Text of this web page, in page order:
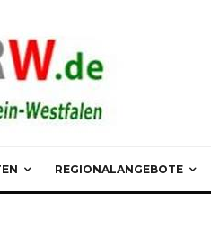
REGIONALANGEBOTE